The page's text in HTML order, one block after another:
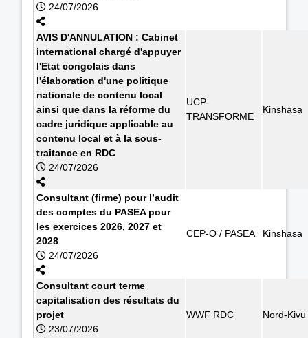
24/07/2026
AVIS D'ANNULATION : Cabinet
international chargé d'appuyer
l'Etat congolais dans
l'élaboration d'une politique
nationale de contenu local
ainsi que dans la réforme du
cadre juridique applicable au
contenu local et à la sous-
traitance en RDC
24/07/2026
UCP-
TRANSFORME
Kinshasa
Consultant (firme) pour l’audit
des comptes du PASEA pour
les exercices 2026, 2027 et
2028
24/07/2026
CEP-O / PASEA Kinshasa
Consultant court terme
capitalisation des résultats du
projet
23/07/2026
WWF RDC Nord-Kivu